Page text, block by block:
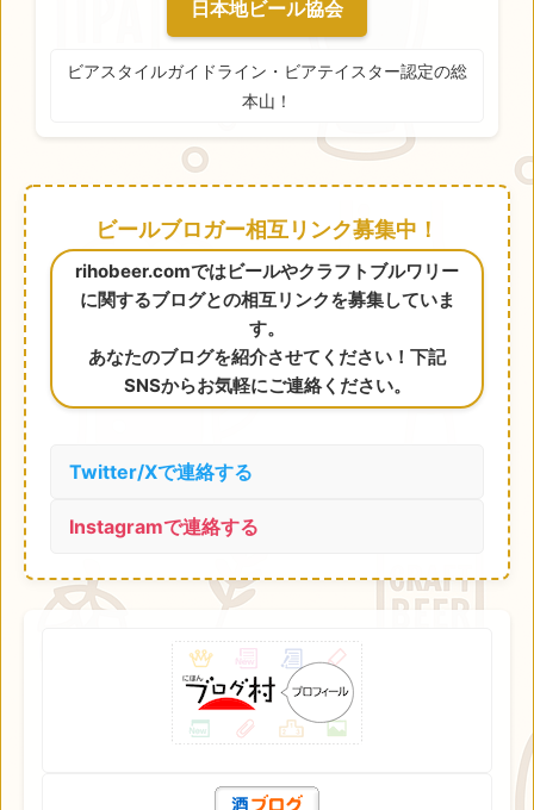
日本地ビール協会
ビアスタイルガイドライン・ビアテイスター認定の総
本山！
ビールブロガー相互リンク募集中！
rihobeer.comではビールやクラフトブルワリー
に関するブログとの相互リンクを募集していま
す。
あなたのブログを紹介させてください！下記
SNSからお気軽にご連絡ください。
Twitter/Xで連絡する
Instagramで連絡する